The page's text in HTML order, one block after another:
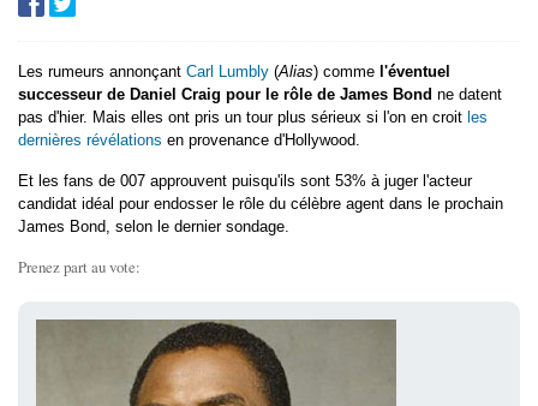
Les rumeurs annonçant Carl Lumbly (Alias) comme l'éventuel
successeur de Daniel Craig pour le rôle de James Bond ne datent
pas d'hier. Mais elles ont pris un tour plus sérieux si l'on en croit les
dernières révélations en provenance d'Hollywood.
Et les fans de 007 approuvent puisqu'ils sont 53% à juger l'acteur
candidat idéal pour endosser le rôle du célèbre agent dans le prochain
James Bond, selon le dernier sondage.
Prenez part au vote: